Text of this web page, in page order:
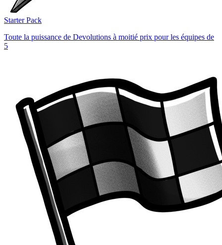
Starter Pack
Toute la puissance de Devolutions à moitié prix pour les équipes de
5